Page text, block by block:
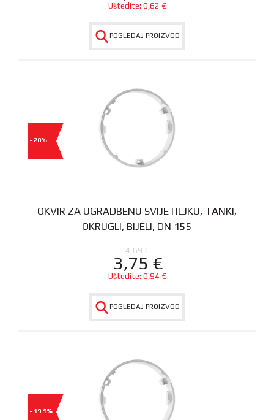
Uštedite: 0,62 €
POGLEDAJ PROIZVOD
- 20%
OKVIR ZA UGRADBENU SVIJETILJKU, TANKI,
OKRUGLI, BIJELI, DN 155
4,69€
3,75 €
Uštedite: 0,94 €
POGLEDAJ PROIZVOD
- 19.9%